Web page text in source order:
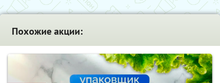
Похожие акции: